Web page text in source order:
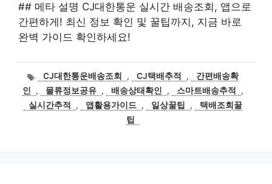
## 메타 설명 CJ대한통운 실시간 배송조회, 앱으로
간편하게! 최신 정보 확인 및 꿀팁까지, 지금 바로
완벽 가이드 확인하세요!
태CJ대한통운배송조회 , CJ택배추적 ,
간편배송확
인
, 물류정보공유 , 배송상태확인 , 스마트배송추적
,
실시간추적
, 앱활용가이드 , 일상꿀팁 ,
택배조회꿀
팁